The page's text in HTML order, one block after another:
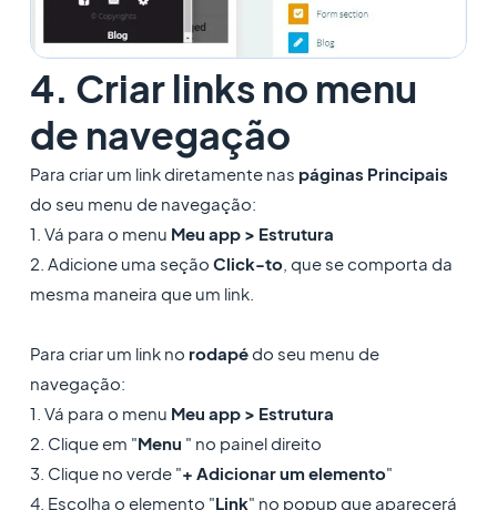
4. Criar links no menu
de navegação
Para criar um link diretamente nas páginas Principais
do seu menu de navegação:
1. Vá para o menu Meu app > Estrutura
2. Adicione uma seção Click-to, que se comporta da
mesma maneira que um link.
Para criar um link no rodapédo seu menu de
navegação:
1. Vá para o menu Meu app > Estrutura
2. Clique em "Menu " no painel direito
3. Clique no verde "+ Adicionar um elemento"
4. Escolha o elemento "Link" no popup que aparecerá